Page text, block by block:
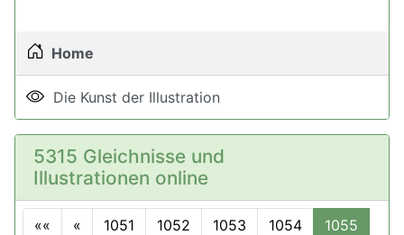
Home
Die Kunst der Illustration
5315 Gleichnisse und
Illustrationen online
«« « 1051 1052 1053 1054
1055